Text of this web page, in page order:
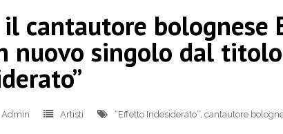
il cantautore bolognese
nuovo singolo dal
Admin Artisti “Effetto Indesiderato” cantautore